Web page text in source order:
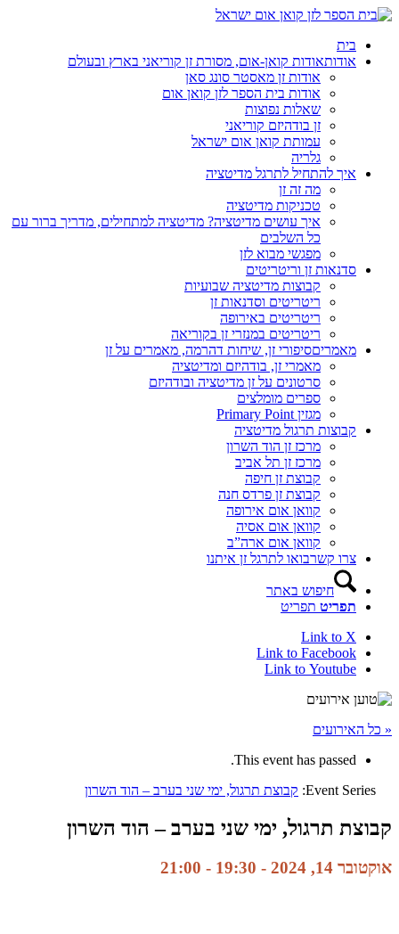
בית
אודותאודות קואן-אום, מסורת זן קוריאני בארץ ובעולם
אודות זן מאסטר סונג סאן
אודות בית הספר לזן קואן אום
שאלות נפוצות
זן בודהיזם קוריאני
עמותת קואן אום ישראל
גלריה
איך להתחיל לתרגל מדיטציה
מה זה זן
טכניקות מדיטציה
איך עושים מדיטציה? מדיטציה למתחילים, מדריך ברור עם
כל השלבים
מפגשי מבוא לזן
סדנאות זן וריטריטים
קבוצות מדיטציה שבועיות
ריטריטים וסדנאות זן
ריטריטים באירופה
ריטריטים במנזרי זן בקוריאה
מאמריםסיפורי זן, שיחות דהרמה, מאמרים על זן
מאמרי זן, בודהיזם ומדיטציה
סרטונים על זן מדיטציה ובודהיזם
ספרים מומלצים
מגזין Primary Point
קבוצות תרגול מדיטציה
מרכז זן הוד השרון
מרכז זן תל אביב
קבוצת זן חיפה
קבוצת זן פרדס חנה
קוואן אום אירופה
קוואן אום אסיה
קוואן אום ארה”ב
צרו קשרבואו לתרגל זן איתנו
חיפוש באתר
תפריט תפריט
Link to X
Link to Facebook
Link to Youtube
« כל האירועים
This event has passed.
Event Series: קבוצת תרגול, ימי שני בערב – הוד השרון
קבוצת תרגול, ימי שני בערב – הוד השרון
אוקטובר 14, 2024 - 19:30 -
21:00